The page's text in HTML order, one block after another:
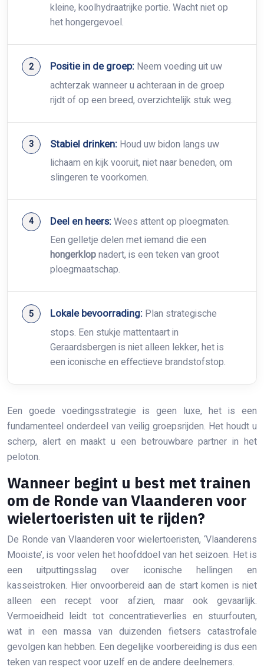
kleine, koolhydraatrijke portie. Wacht niet op
het hongergevoel.
Positie in de groep: Neem voeding uit uw
achterzak wanneer u achteraan in de groep
rijdt of op een breed, overzichtelijk stuk weg.
Stabiel drinken: Houd uw bidon langs uw
lichaam en kijk vooruit, niet naar beneden, om
slingeren te voorkomen.
Deel en heers:Wees attent op ploegmaten.
Een gelletje delen met iemand die een
hongerklopnadert, is een teken van groot
ploegmaatschap.
Lokale bevoorrading: Plan strategische
stops. Een stukje mattentaart in
Geraardsbergen is niet alleen lekker, het is
een iconische en effectieve brandstofstop.
Een goede voedingsstrategie is geen luxe, het is een
fundamenteel onderdeel van veilig groepsrijden. Het houdt u
scherp, alert en maakt u een betrouwbare partner in het
peloton.
Wanneer begint u best met trainen
om de Ronde van Vlaanderen voor
wielertoeristen uit te rijden?
De Ronde van Vlaanderen voor wielertoeristen, ‘Vlaanderens
Mooiste’, is voor velen het hoofddoel van het seizoen. Het is
een uitputtingsslag over iconische hellingen en
kasseistroken. Hier onvoorbereid aan de start komen is niet
alleen een recept voor afzien, maar ook gevaarlijk.
Vermoeidheid leidt tot concentratieverlies en stuurfouten,
wat in een massa van duizenden fietsers catastrofale
gevolgen kan hebben. Een degelijke voorbereiding is dus een
teken van respect voor uzelf en de andere deelnemers.